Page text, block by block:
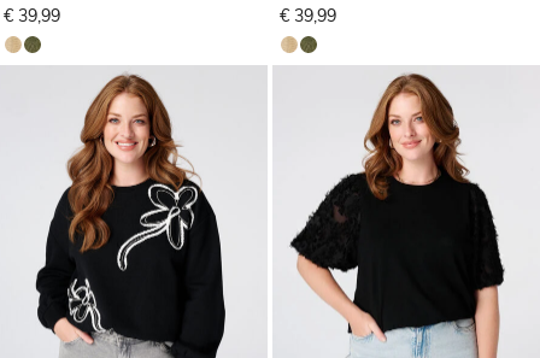
€ 39,99 € 39,99